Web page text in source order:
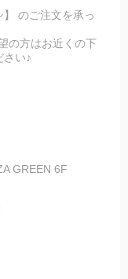
のご注文を承っ
の方はお近くの下
さい♪
GREEN 6F